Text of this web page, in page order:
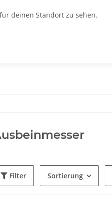
deinen Standort zu sehen.
Filter Sortierung